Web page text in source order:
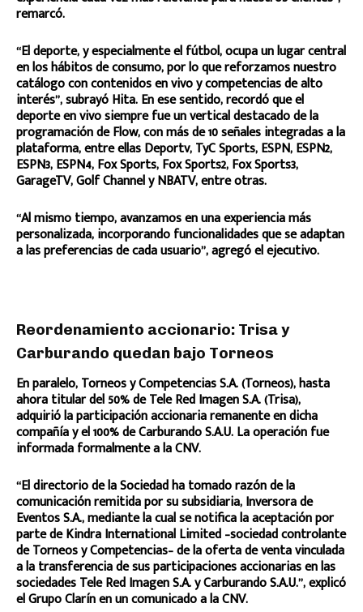
remarcó.
“El deporte, y especialmente el fútbol, ocupa un lugar central
en los hábitos de consumo, por lo que reforzamos nuestro
catálogo con contenidos en vivo y competencias de alto
interés”, subrayó Hita. En ese sentido, recordó que el
deporte en vivo siempre fue un vertical destacado de la
programación de Flow, con más de 10 señales integradas a la
plataforma, entre ellas Deportv, TyC Sports, ESPN, ESPN2,
ESPN3, ESPN4, Fox Sports, Fox Sports2, Fox Sports3,
GarageTV, Golf Channel y NBATV, entre otras.
“Al mismo tiempo, avanzamos en una experiencia más
personalizada, incorporando funcionalidades que se adaptan
a las preferencias de cada usuario”, agregó el ejecutivo.
Reordenamiento accionario: Trisa y
Carburando quedan bajo Torneos
En paralelo, Torneos y Competencias S.A. (Torneos), hasta
ahora titular del 50% de Tele Red Imagen S.A. (Trisa),
adquirió la participación accionaria remanente en dicha
compañía y el 100% de Carburando S.A.U. La operación fue
informada formalmente a la CNV.
“El directorio de la Sociedad ha tomado razón de la
comunicación remitida por su subsidiaria, Inversora de
Eventos S.A., mediante la cual se notifica la aceptación por
parte de Kindra International Limited –sociedad controlante
de Torneos y Competencias– de la oferta de venta vinculada
a la transferencia de sus participaciones accionarias en las
sociedades Tele Red Imagen S.A. y Carburando S.A.U.”, explicó
el Grupo Clarín en un comunicado a la CNV.